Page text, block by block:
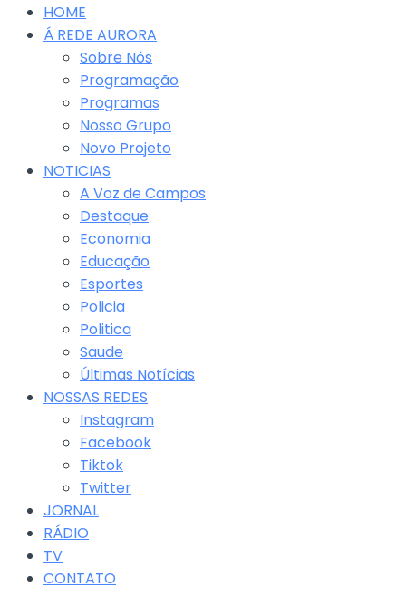
HOME
Á REDE AURORA
Sobre Nós
Programação
Programas
Nosso Grupo
Novo Projeto
NOTICIAS
A Voz de Campos
Destaque
Economia
Educação
Esportes
Policia
Politica
Saude
Últimas Notícias
NOSSAS REDES
Instagram
Facebook
Tiktok
Twitter
JORNAL
RÁDIO
TV
CONTATO